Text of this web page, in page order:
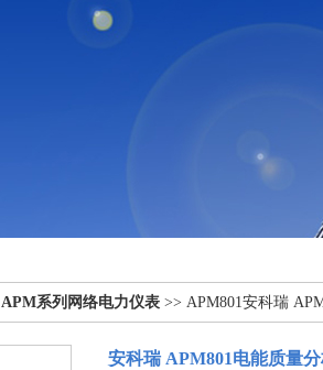
APM系列网络电力仪表 >> APM801安科瑞
安科瑞 APM801电能质量